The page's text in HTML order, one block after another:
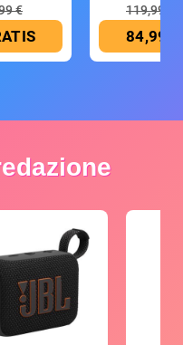
€
119,99 €
84,99 €